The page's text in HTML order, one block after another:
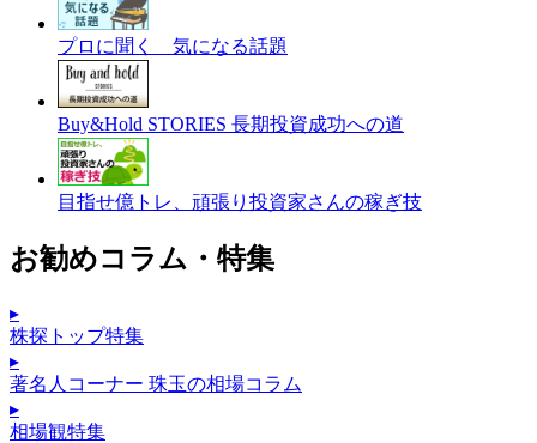
プロに聞く 気になる話題
Buy&Hold STORIES 長期投資成功への道
目指せ億トレ、頑張り投資家さんの稼ぎ技
お勧めコラム・特集
▸
株探トップ特集
▸
著名人コーナー 珠玉の相場コラム
▸
相場観特集